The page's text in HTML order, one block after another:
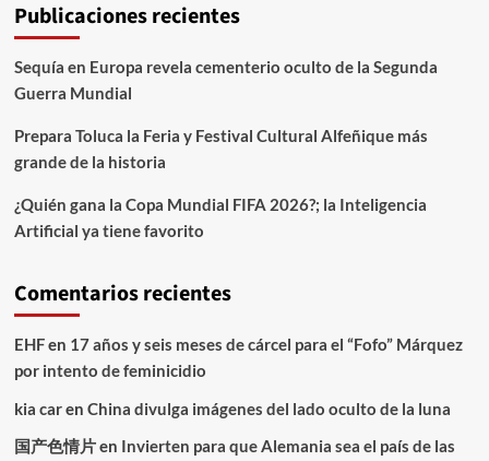
Publicaciones recientes
Sequía en Europa revela cementerio oculto de la Segunda
Guerra Mundial
Prepara Toluca la Feria y Festival Cultural Alfeñique más
grande de la historia
¿Quién gana la Copa Mundial FIFA 2026?; la Inteligencia
Artificial ya tiene favorito
Comentarios recientes
EHFen 17 años y seis meses de cárcel para el “Fofo” Márquez
por intento de feminicidio
kia caren China divulga imágenes del lado oculto de la luna
国产色情片en Invierten para que Alemania sea el país de las